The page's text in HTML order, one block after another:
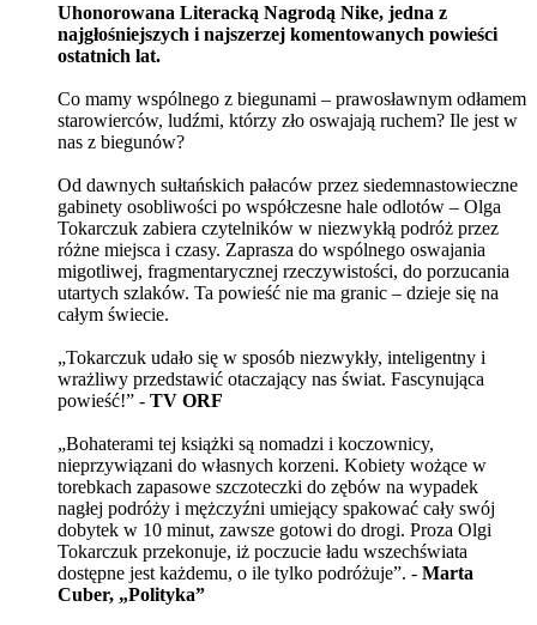
Uhonorowana Literacką Nagrodą Nike, jedna z
najgłośniejszych i najszerzej komentowanych powieści
ostatnich lat.
Co mamy wspólnego z biegunami – prawosławnym odłamem
starowierców, ludźmi, którzy zło oswajają ruchem? Ile jest w
nas z biegunów?
Od dawnych sułtańskich pałaców przez siedemnastowieczne
gabinety osobliwości po współczesne hale odlotów – Olga
Tokarczuk zabiera czytelników w niezwykłą podróż przez
różne miejsca i czasy. Zaprasza do wspólnego oswajania
migotliwej, fragmentarycznej rzeczywistości, do porzucania
utartych szlaków. Ta powieść nie ma granic – dzieje się na
całym świecie.
„Tokarczuk udało się w sposób niezwykły, inteligentny i
wrażliwy przedstawić otaczający nas świat. Fascynująca
powieść!” - TV ORF
„Bohaterami tej książki są nomadzi i koczownicy,
nieprzywiązani do własnych korzeni. Kobiety wożące w
torebkach zapasowe szczoteczki do zębów na wypadek
nagłej podróży i mężczyźni umiejący spakować cały swój
dobytek w 10 minut, zawsze gotowi do drogi. Proza Olgi
Tokarczuk przekonuje, iż poczucie ładu wszechświata
dostępne jest każdemu, o ile tylko podróżuje”. - Marta
Cuber, „Polityka”